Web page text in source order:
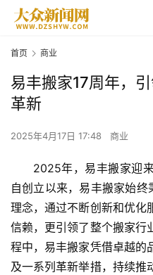
首页 商业
易丰搬家17周年，
革新
2025年4月17日 17:48 商业
2025年，易丰搬家迎
自创立以来，易丰搬家始终
理念，通过不断创新和优化
信赖，更引领了整个搬家行
程中，易丰搬家凭借卓越的
及一系列革新举措，持续推